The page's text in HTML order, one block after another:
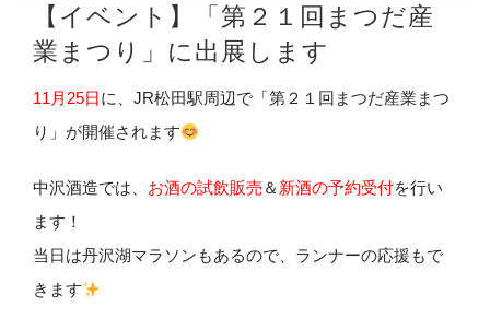
【イベント】「第２１回まつだ産
業まつり」に出展します
11月25日 に、JR松田駅周辺で「第２１回まつだ産業まつ
り」が開催されます
中沢酒造では、 お酒の試飲販売 ＆新酒の予約受付を行い
ます！
当日は丹沢湖マラソンもあるので、ランナーの応援もで
きます